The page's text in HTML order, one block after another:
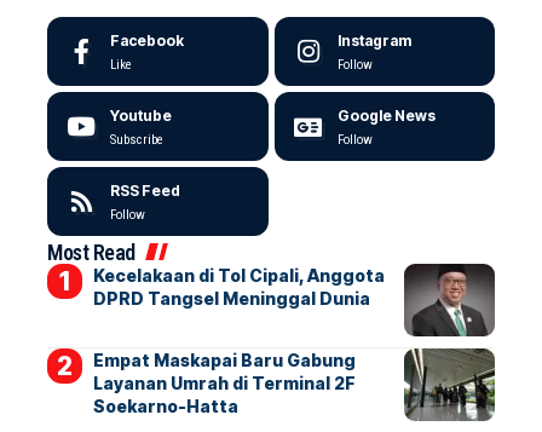
Facebook
Like
Instagram
Follow
Youtube
Subscribe
Google News
Follow
RSS Feed
Follow
Most Read
Kecelakaan di Tol Cipali, Anggota
DPRD Tangsel Meninggal Dunia
Empat Maskapai Baru Gabung
Layanan Umrah di Terminal 2F
Soekarno-Hatta